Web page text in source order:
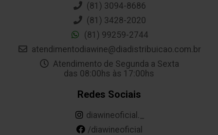
(81) 3094-8686
(81) 3428-2020
(81) 99259-2744
atendimentodiawine@diadistribuicao.com.br
Atendimento de Segunda a Sexta
das 08:00hs às 17:00hs
Redes Sociais
diawineoficial._
/diawineoficial